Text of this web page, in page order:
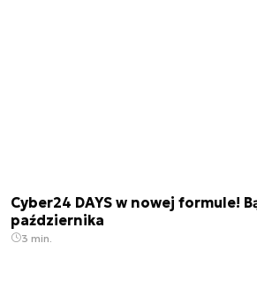
Cyber24 DAYS w nowej formule!
października
3 min.